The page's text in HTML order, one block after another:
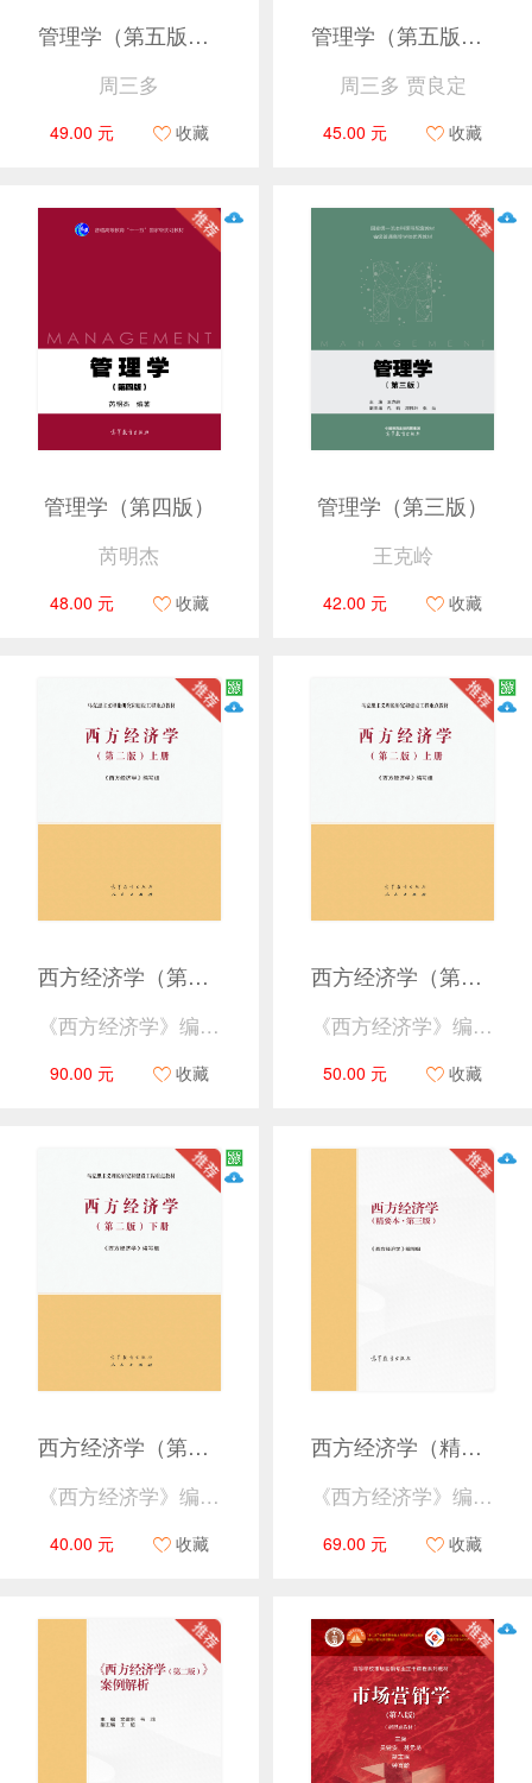
管理学（第五版）（新封面）
周三多
49.00 元 收藏
管理学（第五版）习题与案例
周三多 贾良定
45.00 元 收藏
管理学（第四版）
芮明杰
48.00 元 收藏
管理学（第三版）
王克岭
42.00 元 收藏
西方经济学（第二版）（上册、下册）
《西方经济学》编写组
90.00 元 收藏
西方经济学（第二版）上册
《西方经济学》编写组
50.00 元 收藏
西方经济学（第二版）下册
《西方经济学》编写组
40.00 元 收藏
西方经济学（精要本·第三版）
《西方经济学》编写组
69.00 元 收藏